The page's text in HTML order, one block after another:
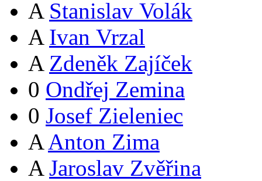
A Stanislav Volák
A Ivan Vrzal
A Zdeněk Zajíček
0 Ondřej Zemina
0 Josef Zieleniec
A Anton Zima
A Jaroslav Zvěřina